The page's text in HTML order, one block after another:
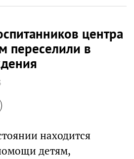
центра
переселили в
находится
детям,